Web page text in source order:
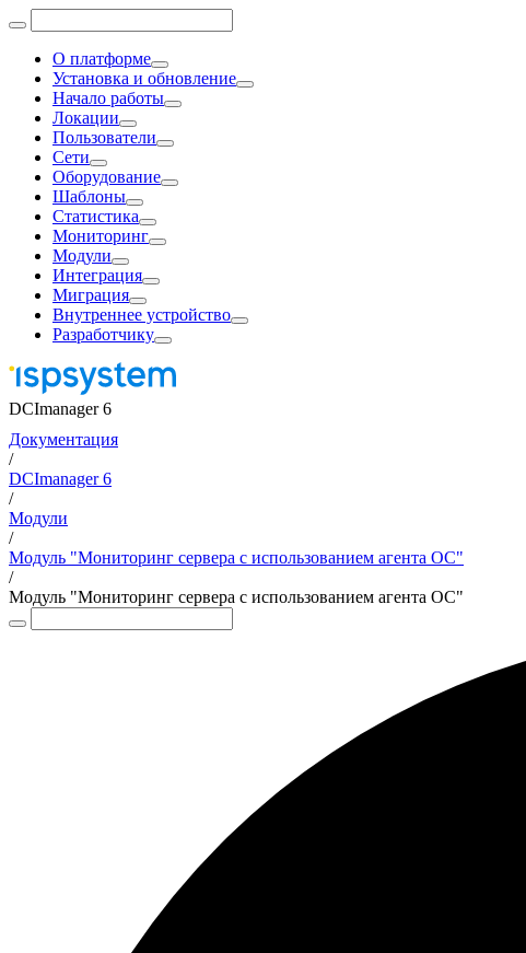
О платформе
Установка и обновление
Начало работы
Локации
Пользователи
Сети
Оборудование
Шаблоны
Статистика
Мониторинг
Модули
Интеграция
Миграция
Внутреннее устройство
Разработчику
DCImanager 6
Документация
/
DCImanager 6
/
Модули
/
Модуль "Мониторинг сервера с использованием агента ОС"
/
Модуль "Мониторинг сервера с использованием агента ОС"